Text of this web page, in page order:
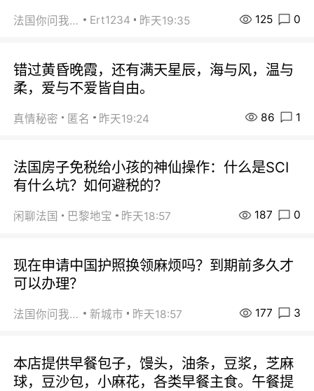
法国你问我答 Ert1234 昨天19:35 125 0
错过黄昏晚霞，还有满天星辰，海与风，温与
柔，爱与不爱皆自由。
真情秘密 匿名 昨天19:24 86 1
法国房子免税给小孩的神仙操作：什么是SCI
有什么坑？如何避税的？
闲聊法国 巴黎地宝 昨天18:57 187 0
现在申请中国护照换领麻烦吗？到期前多久才
可以办理？
法国你问我答 新城市 昨天18:57 177 3
本店提供早餐包子，馒头，油条，豆浆，芝麻
球，豆沙包，小麻花，各类早餐主食。午餐提